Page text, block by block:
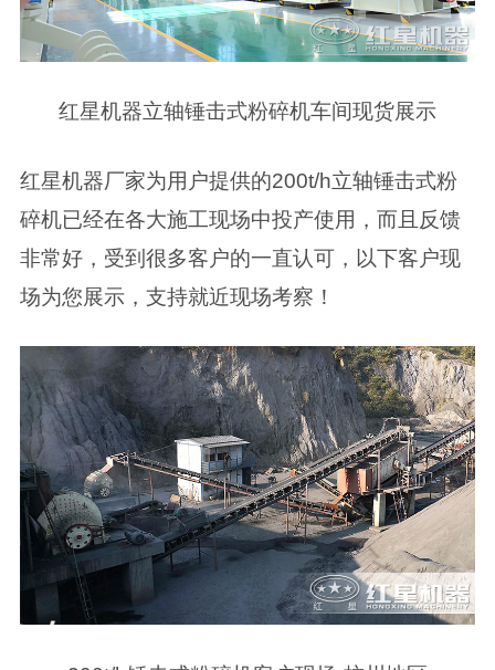
红星机器立轴锤击式粉碎机车间现货展示
红星机器厂家为用户提供的200t/h立轴锤击式粉
碎机已经在各大施工现场中投产使用，而且反馈
非常好，受到很多客户的一直认可，以下客户现
场为您展示，支持就近现场考察！